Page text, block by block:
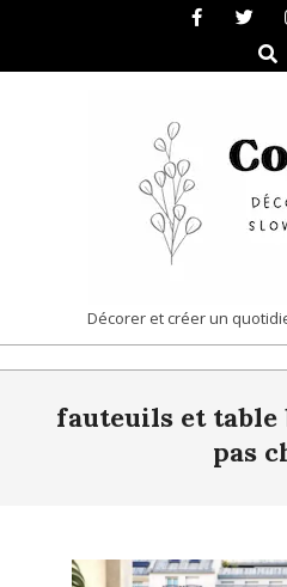
content
COCON
|
Décorer et créer un
Navigationfauteuils et table
pas